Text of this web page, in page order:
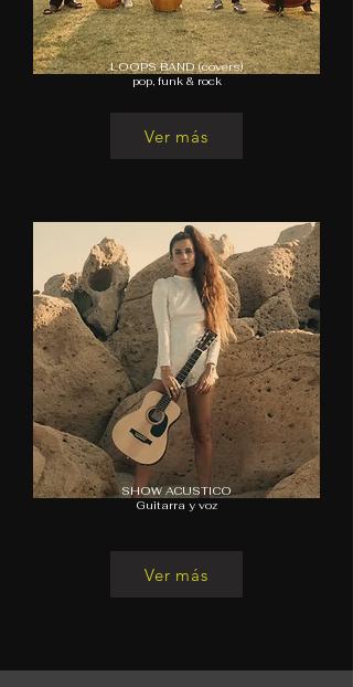
LOOPS BAND (covers)
pop, funk & rock
SHOW ACUSTICO
Guitarra y voz
Ver más
Ver más